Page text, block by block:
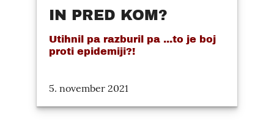
IN PRED KOM?
Utihnil pa razburil pa ...to je boj
proti epidemiji?!
5. november 2021